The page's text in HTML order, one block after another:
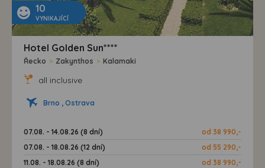
10
VYNIKAJÍCÍ
Hotel Golden Sun****
Řecko > Zakynthos > Kalamaki
all inclusive
Brno , Ostrava
07.08. - 14.08.26 (8 dní)
od 38 990,-
07.08. - 18.08.26 (12 dní)
od 55 290,-
11.08. - 18.08.26 (8 dní)
od 38 990,-